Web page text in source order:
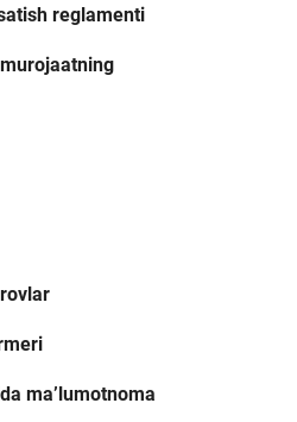
reglamenti
ma’lumotnoma